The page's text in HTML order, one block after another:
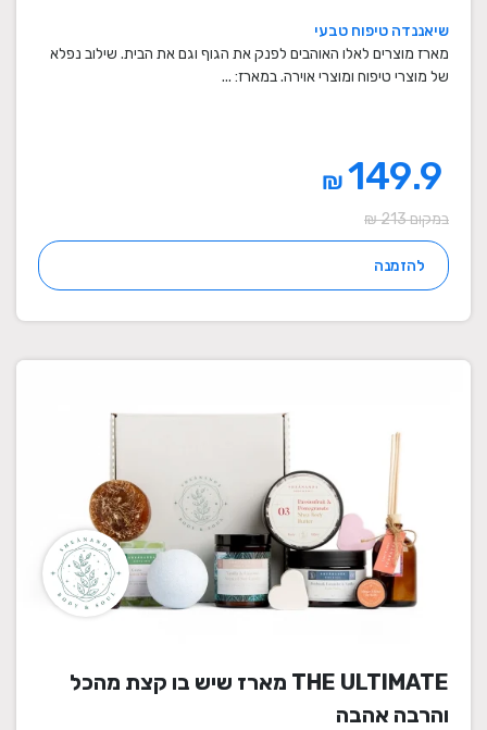
שיאננדה טיפוח טבעי
מארז מוצרים לאלו האוהבים לפנק את הגוף וגם את הבית. שילוב נפלא
של מוצרי טיפוח ומוצרי אוירה. במארז: ...
149.9
₪
במקום 213 ₪
להזמנה
THE ULTIMATE מארז שיש בו קצת מהכל
והרבה אהבה